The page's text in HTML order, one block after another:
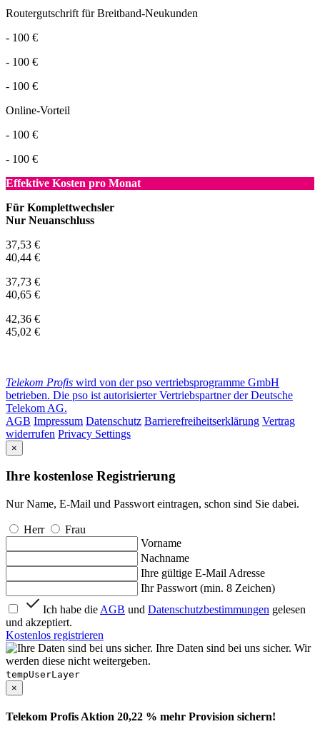
Routergutschrift für Breitband-Neukunden
- 100 €
- 100 €
- 100 €
Online-Vorteil
- 100 €
- 100 €
Effektive Kosten pro Monat
Für Komplettwechsler
Nur Neuanschluss
37,53 €
40,44 €
37,73 €
40,65 €
42,36 €
45,02 €
Telekom Profis wird von der pso vertriebsprogramme GmbH
betrieben. Die pso ist autorisierter Vertriebspartner der Deutsche
Telekom AG.
AGB Impressum Datenschutz Barrierefreiheitserklärung Vertrag
widerrufen Privacy Settings
×
Ihre kostenlose Registrierung
Nur Name, E-Mail und Passwort eintragen, schon sind Sie dabei.
Herr
Frau
Vorname
Nachname
Ihre gültige E-Mail Adresse
Ihr Passwort (min. 8 Zeichen)
Ich habe die AGB und Datenschutzbestimmungen gelesen
und akzeptiert.
Kostenlos registrieren
Ihre Daten sind bei uns sicher. Wir
werden diese nicht weitergeben.
tempUserLayer
×
Telekom Profis Aktion 20,22 % mehr Provision sichern!